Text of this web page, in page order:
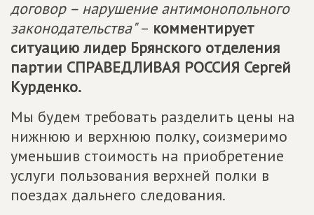
договор – нарушение антимонопольного
законодательства"– комментирует
ситуацию лидер Брянского отделения
партии СПРАВЕДЛИВАЯ РОССИЯ Сергей
Курденко.
Мы будем требовать разделить цены на
нижнюю и верхнюю полку, соизмеримо
уменьшив стоимость на приобретение
услуги пользования верхней полки в
поездах дальнего следования.